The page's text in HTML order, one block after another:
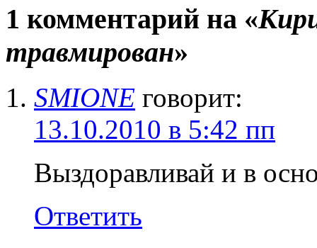
1 комментарий на «
травмирован»
SMIONE говорит:
13.10.2010 в 5:42 пп
Выздоравливай и в
Ответить